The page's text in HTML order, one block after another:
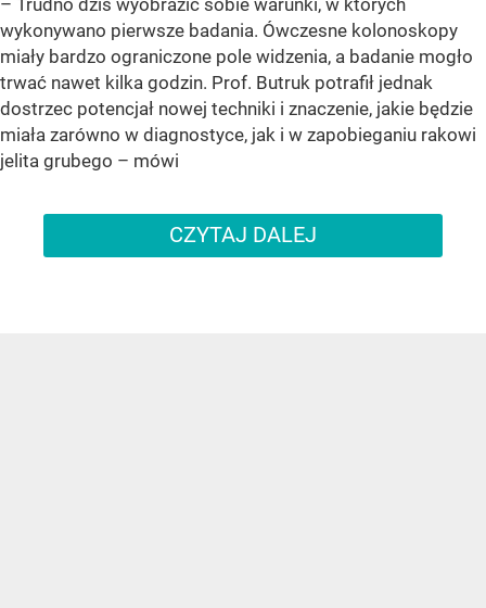
– Trudno dziś wyobrazić sobie warunki, w których
wykonywano pierwsze badania. Ówczesne kolonoskopy
miały bardzo ograniczone pole widzenia, a badanie mogło
trwać nawet kilka godzin. Prof. Butruk potrafił jednak
dostrzec potencjał nowej techniki i znaczenie, jakie będzie
miała zarówno w diagnostyce, jak i w zapobieganiu rakowi
jelita grubego – mówi
CZYTAJ DALEJ